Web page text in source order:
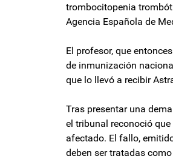
trombocitopenia
Agencia Española de
El profesor, que
de inmunización
que lo llevó a recibir
Tras presentar una
el tribunal reconoció
afectado. El fallo,
deben ser tratadas